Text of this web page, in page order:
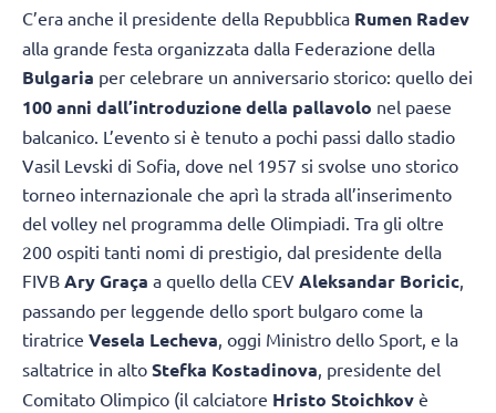
C’era anche il presidente della Repubblica Rumen Radev
alla grande festa organizzata dalla Federazione della
Bulgaria per celebrare un anniversario storico: quello dei
100 anni dall’introduzione della pallavolo nel paese
balcanico. L’evento si è tenuto a pochi passi dallo stadio
Vasil Levski di Sofia, dove nel 1957 si svolse uno storico
torneo internazionale che aprì la strada all’inserimento
del volley nel programma delle Olimpiadi. Tra gli oltre
200 ospiti tanti nomi di prestigio, dal presidente della
FIVB Ary Graça a quello della CEV Aleksandar Boricic,
passando per leggende dello sport bulgaro come la
tiratrice Vesela Lecheva, oggi Ministro dello Sport, e la
saltatrice in alto Stefka Kostadinova, presidente del
Comitato Olimpico (il calciatore Hristo Stoichkov è